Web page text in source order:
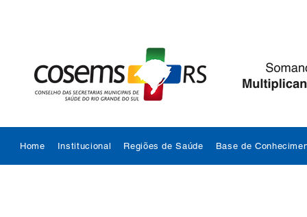
Home Institucional Regiões de Saúde Base de